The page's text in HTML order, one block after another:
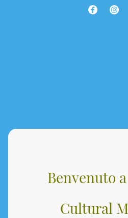
Benvenuto
Cultural